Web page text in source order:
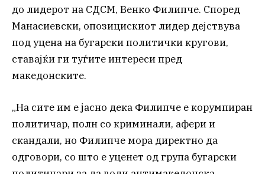
до лидерот на СДСМ, Венко Филипче. Според
Манасиевски, опозицискиот лидер дејствува
под уцена на бугарски политички кругови,
ставајќи ги туѓите интереси пред
македонските.
„На сите им е јасно дека Филипче е корумпиран
политичар, полн со криминали, афери и
скандали, но Филипче мора директно да
одговори, со што е уценет од група бугарски